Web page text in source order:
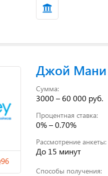
96
Джой Мани
Сумма:
3000 – 60 000 руб.
Процентная ставка:
0% – 0.70%
Рассмотрение анкеты:
До 15 минут
Способы получения: